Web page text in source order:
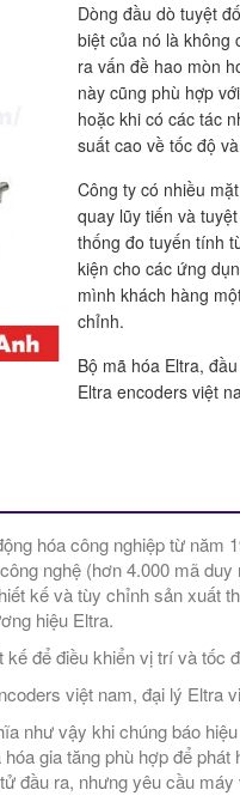
Dòng đầu dò tuyệt
biệt của nó là không
ra vấn đề hao mòn
này cũng phù hợp
hoặc khi có các tác
suất cao về tốc độ
Công ty có nhiều
quay lũy tiến và
thống đo tuyến tính
kiện cho các ứng
mình khách hàng
chỉnh.
Bộ mã hóa Eltra,
Eltra encoders việt
hóa công nghiệp từ năm
nghệ (hơn 4.000 mã
kế và tùy chỉnh sản xuất
hiệu Eltra.
để điều khiển vị trí và tốc
việt nam, đại lý Eltra
như vậy khi chúng báo
gia tăng phù hợp để
đầu ra, nhưng yêu cầu